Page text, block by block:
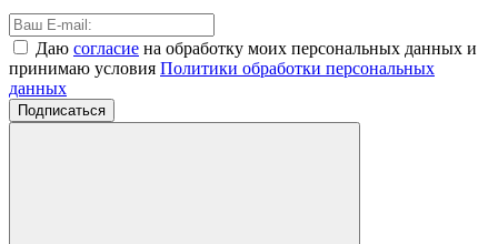
Даю согласие на обработку моих персональных данных и
принимаю условия Политики обработки персональных
данных
Подписаться